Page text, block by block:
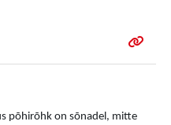
põhirõhk on sõnadel, mitte